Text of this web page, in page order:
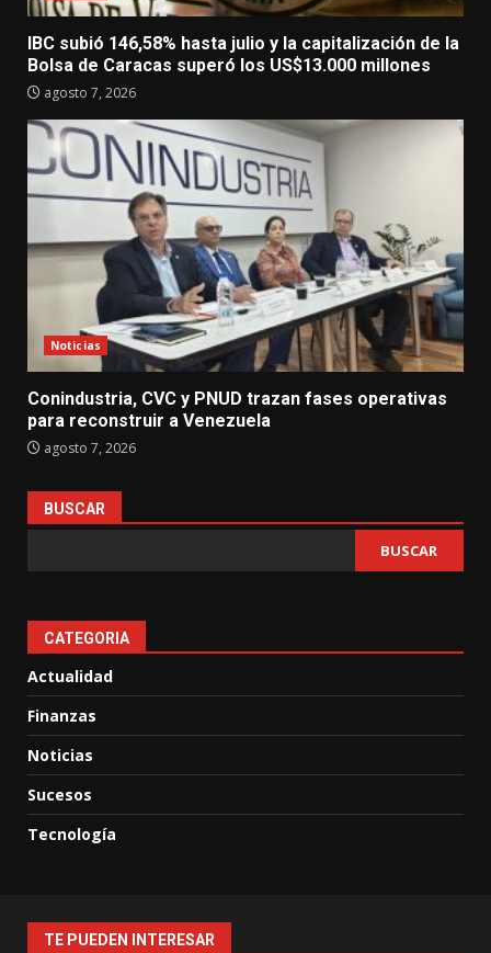
IBC subió 146,58% hasta julio y la capitalización de la
Bolsa de Caracas superó los US$13.000 millones
agosto 7, 2026
Noticias
Conindustria, CVC y PNUD trazan fases operativas
para reconstruir a Venezuela
agosto 7, 2026
BUSCAR
BUSCAR
CATEGORIA
Actualidad
Finanzas
Noticias
Sucesos
Tecnología
TE PUEDEN INTERESAR